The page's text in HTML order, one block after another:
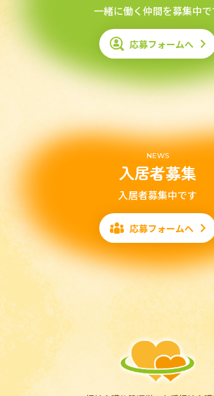
一緒に働く仲間を募集中で
応募フォームへ
NEWS
入居者募集
入居者募集中です
応募フォームへ